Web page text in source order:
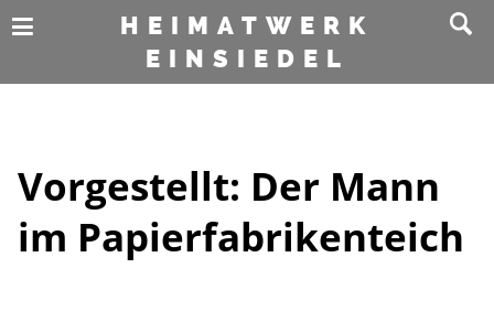
HEIMATWERK
EINSIEDEL
Vorgestellt: Der Mann
im Papierfabrikenteich